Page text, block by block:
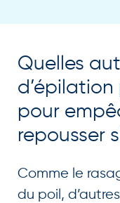
Quelles
d’épilation
pour
repousser
Comme le
du poil, d’autres